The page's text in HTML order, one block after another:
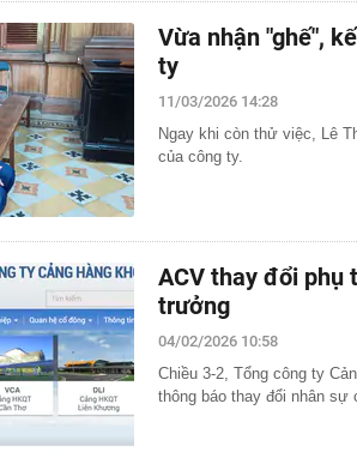
Vừa nhận "ghế",
ty
11/03/2026 14:28
Ngay khi còn thử việc, Lê
của công ty.
ACV thay đổi phụ
trưởng
04/02/2026 10:58
Chiều 3-2, Tổng công ty
thông báo thay đổi nhân sự